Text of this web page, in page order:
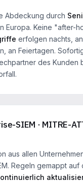
Abdeckung durch
in Europa. Keine "after-
erfolgen nachts, an
an Feiertagen.
des Kunden
SIEM · MITRE-
aus allen
Regeln gemappt auf